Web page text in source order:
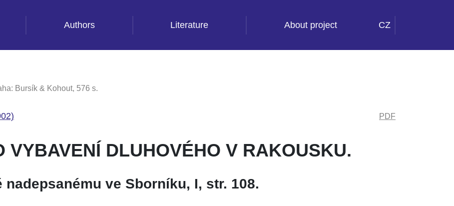
Authors Literature About project CZ
Bursík & Kohout, 576 s.
PDF
VYBAVENÍ DLUHOVÉHO V RAKOUSKU.
nadepsanému ve Sborníku, I, str. 108.